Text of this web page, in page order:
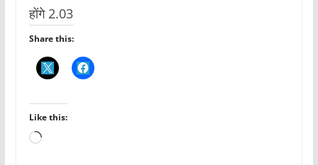
होंगे 2.03
Share this:
Like this:
L